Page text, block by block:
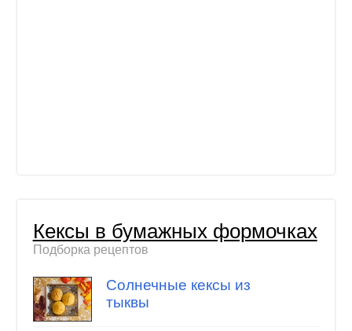
Кексы в бумажных формочках
Подборка рецептов
Солнечные кексы из
тыквы